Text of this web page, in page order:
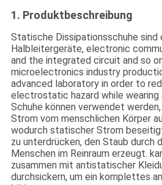
1. Produktbeschreibung
Statische Dissipationsschuhe sind
Halbleitergeräte, electronic
and the integrated circuit and so
microelectronics industry
advanced laboratory in order to
electrostatic hazard while wearing
Schuhe können verwendet
Strom vom menschlichen Körper
wodurch statischer Strom
zu unterdrücken, den Staub durch
Menschen im Reinraum erzeugt.
zusammen mit antistatischer
durchsickern, um ein komplettes